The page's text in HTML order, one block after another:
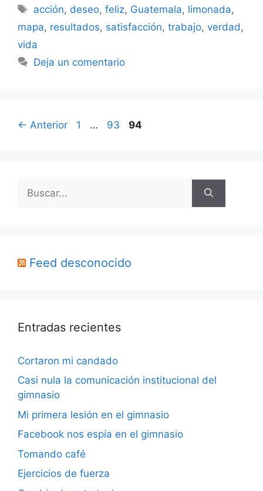
Etiquetas
acción, deseo,feliz, Guatemala, limonada,
mapa, resultados, satisfacción, trabajo, verdad ,
vida
Deja un comentario
← Anterior Página
1 … Página
93 Página
94
Feed desconocido
Entradas recientes
Cortaron mi candado
Casi nula la comunicación institucional del
gimnasio
Mi primera lesión en el gimnasio
Facebook nos espía en el gimnasio
Tomando café
Ejercicios de fuerza